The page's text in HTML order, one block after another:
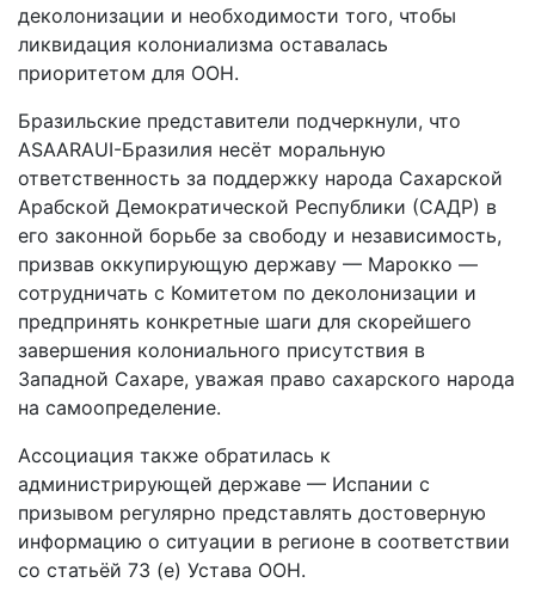
деколонизации и необходимости того, чтобы
ликвидация колониализма оставалась
приоритетом для ООН.
Бразильские представители подчеркнули, что
ASAARAUI-Бразилия несёт моральную
ответственность за поддержку народа Сахарской
Арабской Демократической Республики (САДР) в
его законной борьбе за свободу и независимость,
призвав оккупирующую державу — Марокко —
сотрудничать с Комитетом по деколонизации и
предпринять конкретные шаги для скорейшего
завершения колониального присутствия в
Западной Сахаре, уважая право сахарского народа
на самоопределение.
Ассоциация также обратилась к
администрирующей державе — Испании с
призывом регулярно представлять достоверную
информацию о ситуации в регионе в соответствии
со статьёй 73 (е) Устава ООН.